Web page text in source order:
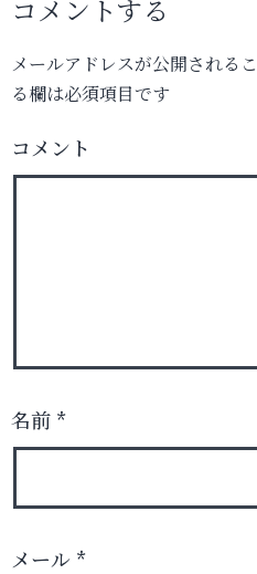
コメントする
メールアドレスが公開される
る欄は必須項目です
コメント
名前 *
メール *